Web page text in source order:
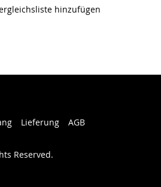
hinzufügen
Lieferung
AGB
Reserved.